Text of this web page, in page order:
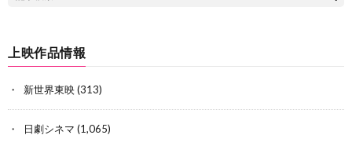
上映作品情報
新世界東映(313)
日劇シネマ (1,065)